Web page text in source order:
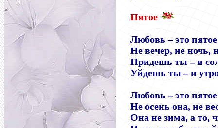
Пятое
Любовь–это
Не вечер, не ночь,
Придешь ты–и
Уйдешь ты–и
Любовь–это
Не осень она, не
Она не зима, а то,